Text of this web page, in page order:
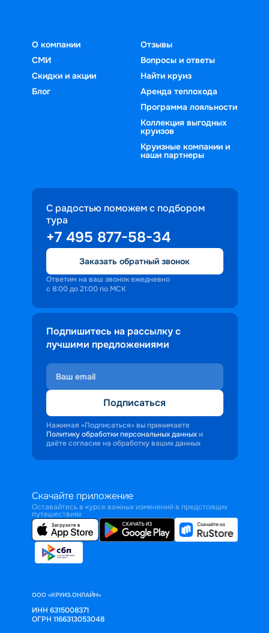
О компании
СМИ
Скидки и акции
Блог
Отзывы
Вопросы и ответы
Найти круиз
Аренда теплохода
Программа лояльности
Коллекция выгодных
круизов
Круизные компании и
наши партнеры
С радостью поможем с подбором
тура
+7 495 877-58-34
Заказать обратный звонок
Ответим на ваш звонок ежедневно
с 8:00 до 21:00 по МСК
Подпишитесь на рассылку с
лучшими предложениями
Подписаться
Нажимая «Подписаться» вы принимаете
Политику обработки персональных данных и
даёте согласие на обработку ваших данных
Скачайте приложение
Оставайтесь в курсе важных изменений в предстоящих
путешествиях
ООО «КРУИЗ.ОНЛАЙН»
ИНН 6315008371
ОГРН 1166313053048